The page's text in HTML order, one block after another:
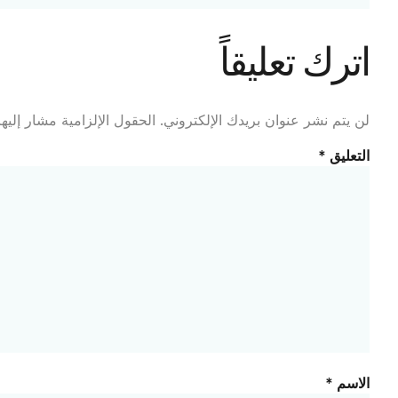
اترك تعليقاً
لن يتم نشر عنوان بريدك الإلكتروني. الحقول الإلزامية مشار
التعليق *
الاسم *